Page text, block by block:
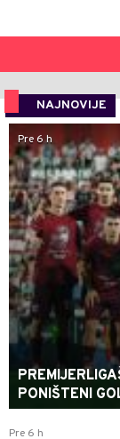
NAJNOVIJE
Pre 6 h
PONIŠTENI
Pre 6 h